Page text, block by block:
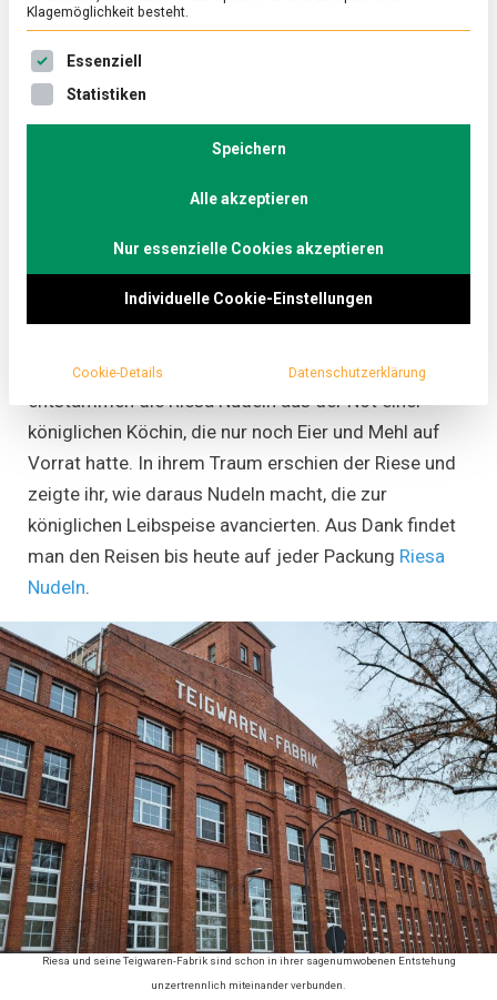
aus
Nudeln landen hierzulande in allen Formen auf
dem Teller oder in der Schüssel.
für Teigwaren in den neuen Bundesländern: der
Teigwaren Riesa GmbH.
Geradezu märchenhaft ist der Ursprung der Nudeln
in Riesa. Das fängt beim Riesen an, der sich bei einer
Rast vom Wandern am Elbufer den Sand aus dem
später die Stadt Riesa erbaut wurde. Der Sage nach
entstammen die Riesa Nudeln aus der Not einer
königlichen Köchin, die nur noch Eier und Mehl auf
Vorrat hatte. In ihrem Traum erschien der Riese und
zeigte ihr, wie daraus Nudeln macht, die zur
königlichen Leibspeise avancierten. Aus Dank findet
man den Reisen bis heute auf jeder Packung Riesa
Nudeln.
Riesa und seine Teigwaren-Fabrik sind schon in ihrer sagenumwobenen Entstehung
unzertrennlich miteinander verbunden.
Klagemöglichkeit besteht.
Es folgt eine Liste der Service-Gruppen, für die eine
Essenziell
Statistiken
Speichern
Alle akzeptieren
Nur essenzielle Cookies akzeptieren
Individuelle Cookie-Einstellungen
Cookie-Details Datenschutzerklärung